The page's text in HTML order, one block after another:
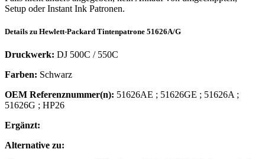
Setup oder Instant Ink Patronen.
Details zu Hewlett-Packard Tintenpatrone 51626A/G
Druckwerk: DJ 500C / 550C
Farben: Schwarz
OEM Referenznummer(n): 51626AE ; 51626GE ; 51626A ;
51626G ; HP26
Ergänzt:
Alternative zu: